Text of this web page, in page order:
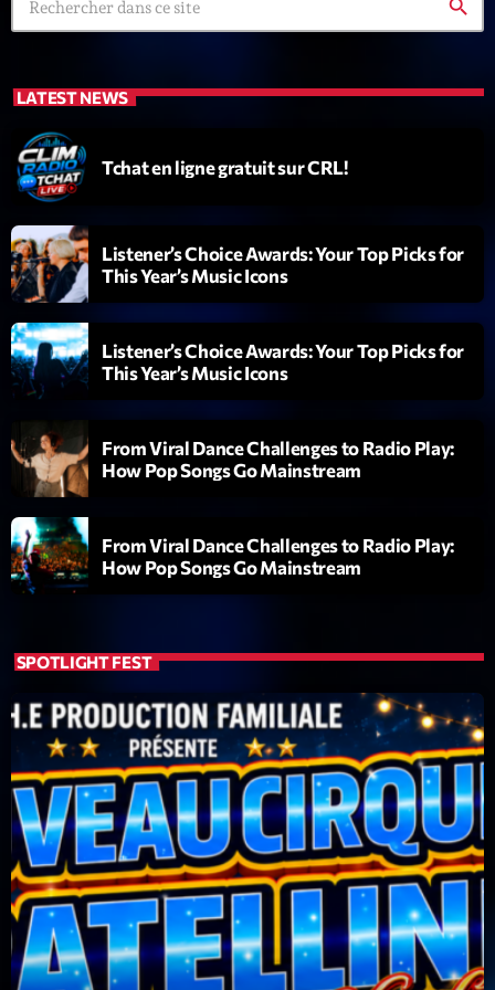
2
3
4 Nothing To Lose
5 Let the Music
2088 add_shopping_cart
LISTE COMPLÈTE
ON AIR
Planet’Groover
19:00 - 20:00
COMING NEXT
6 7 8 Live and More
Animé par Yann
20:00 - 22:00
search
LATEST NEWS
Tchat en ligne gratuit sur CRL!
Listener’s Choice Awards: Your Top Picks for
This Year’s Music Icons
Listener’s Choice Awards: Your Top Picks for
This Year’s Music Icons
From Viral Dance Challenges to Radio Play:
How Pop Songs Go Mainstream
From Viral Dance Challenges to Radio Play:
How Pop Songs Go Mainstream
SPOTLIGHT FEST